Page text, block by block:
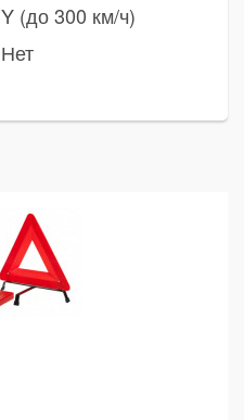
Y (до 300 км/ч)
Нет